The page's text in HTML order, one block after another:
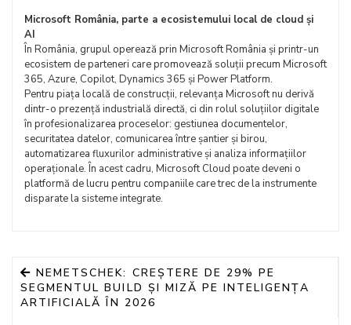
Microsoft România, parte a ecosistemului local de cloud și
AI
În România, grupul operează prin Microsoft România și printr-un
ecosistem de parteneri care promovează soluții precum Microsoft
365, Azure, Copilot, Dynamics 365 și Power Platform.
Pentru piața locală de construcții, relevanța Microsoft nu derivă
dintr-o prezență industrială directă, ci din rolul soluțiilor digitale
în profesionalizarea proceselor: gestiunea documentelor,
securitatea datelor, comunicarea între șantier și birou,
automatizarea fluxurilor administrative și analiza informațiilor
operaționale. În acest cadru, Microsoft Cloud poate deveni o
platformă de lucru pentru companiile care trec de la instrumente
disparate la sisteme integrate.
NEMETSCHEK: CREȘTERE DE 29% PE
SEGMENTUL BUILD ȘI MIZĂ PE INTELIGENȚA
ARTIFICIALĂ ÎN 2026